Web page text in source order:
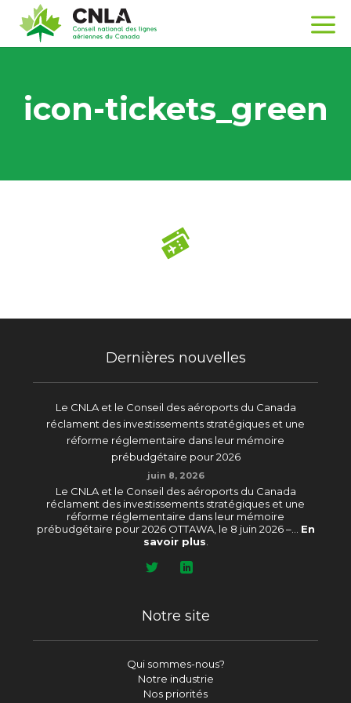
icon-tickets_green
Dernières nouvelles
Le CNLA et le Conseil des aéroports du Canada
réclament des investissements stratégiques et une
réforme réglementaire dans leur mémoire
prébudgétaire pour 2026
juin 8, 2026
Le CNLA et le Conseil des aéroports du Canada
réclament des investissements stratégiques et une
réforme réglementaire dans leur mémoire
prébudgétaire pour 2026 OTTAWA, le 8 juin 2026 –... En
savoir plus
Notre site
Qui sommes-nous?
Notre industrie
Nos priorités